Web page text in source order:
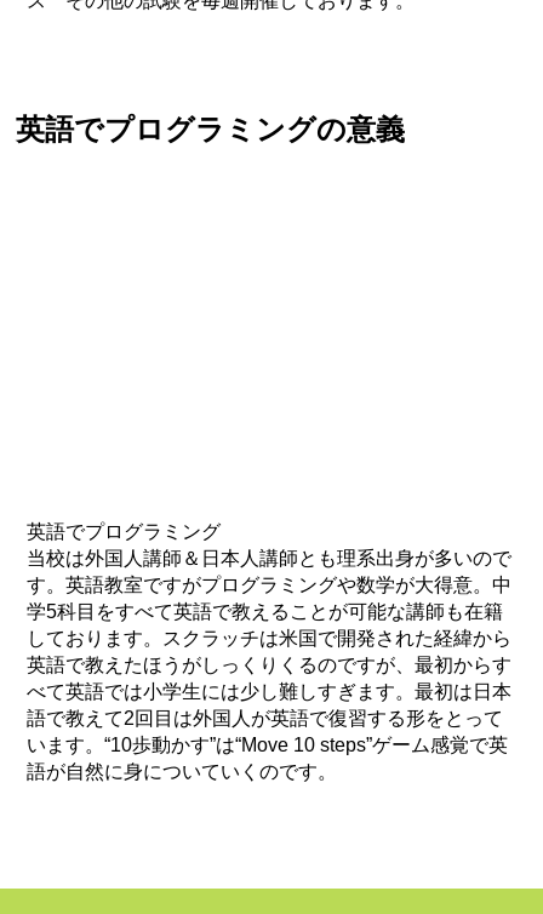
英語でプログラミングの意義
英語でプログラミング
当校は外国人講師＆日本人講師とも理系出身が多いので
す。英語教室ですがプログラミングや数学が大得意。中
学5科目をすべて英語で教えることが可能な講師も在籍
しております。スクラッチは米国で開発された経緯から
英語で教えたほうがしっくりくるのですが、最初からす
べて英語では小学生には少し難しすぎます。最初は日本
語で教えて2回目は外国人が英語で復習する形をとって
います。​“10歩動かす”は“Move 10 steps”ゲーム感覚で英
語が自然に身についていくのです。